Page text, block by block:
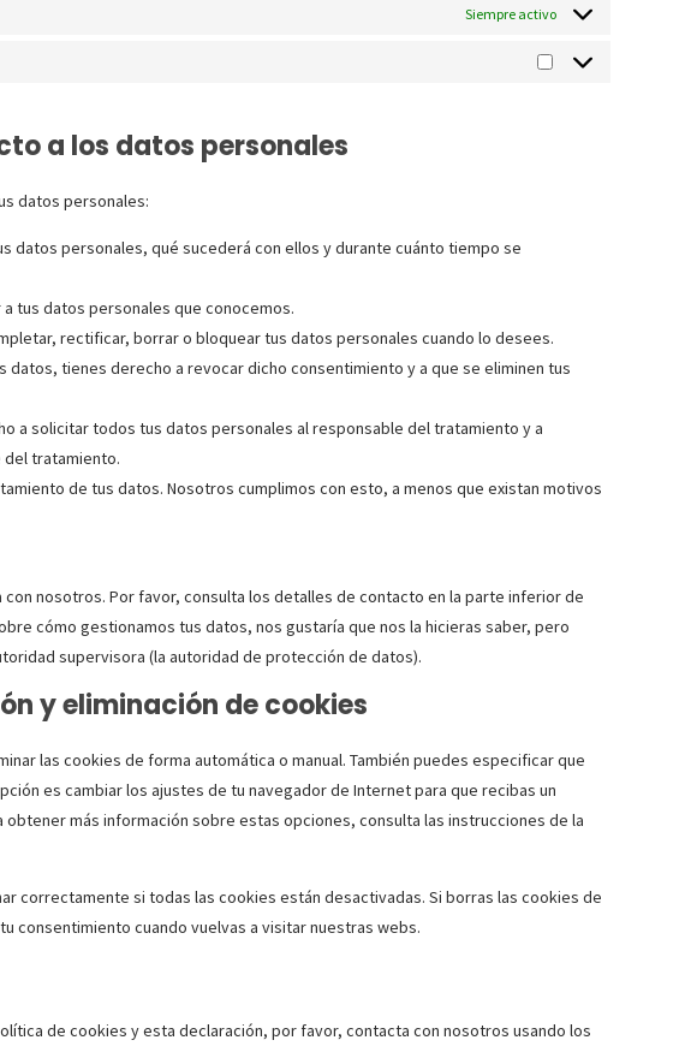
Siempre activo
a los datos personales
datos personales:
datos personales, qué sucederá con ellos y durante cuánto tiempo se
tus datos personales que conocemos.
rectificar, borrar o bloquear tus datos personales cuando lo desees.
datos, tienes derecho a revocar dicho consentimiento y a que se eliminen tus
a solicitar todos tus datos personales al responsable del tratamiento y a
tratamiento.
de tus datos. Nosotros cumplimos con esto, a menos que existan motivos
nosotros. Por favor, consulta los detalles de contacto en la parte inferior de
cómo gestionamos tus datos, nos gustaría que nos la hicieras saber, pero
supervisora (la autoridad de protección de datos).
y eliminación de cookies
las cookies de forma automática o manual. También puedes especificar que
es cambiar los ajustes de tu navegador de Internet para que recibas un
obtener más información sobre estas opciones, consulta las instrucciones de la
correctamente si todas las cookies están desactivadas. Si borras las cookies de
consentimiento cuando vuelvas a visitar nuestras webs.
de cookies y esta declaración, por favor, contacta con nosotros usando los